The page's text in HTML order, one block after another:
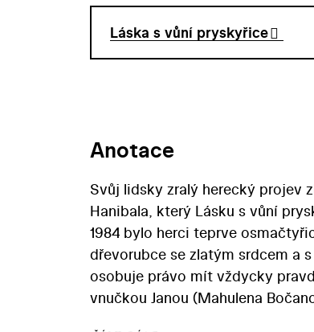
Láska s vůní pryskyřice
Anotace
Svůj lidsky zralý herecký projev
Hanibala, který Lásku s vůní
1984 bylo herci teprve
dřevorubce se zlatým srdcem a
osobuje právo mít vždycky
vnučkou Janou (Mahulena